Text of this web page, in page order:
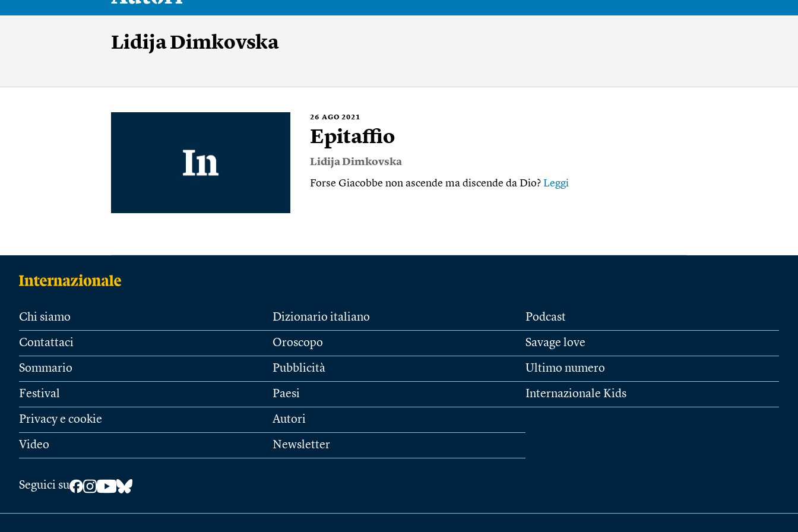
Lidija Dimkovska
26 AGO 2021
Epitaffio
Lidija Dimkovska
Forse Giacobbe non ascende ma discende da Dio? Leggi
Chi siamo
Contattaci
Sommario
Festival
Privacy e cookie
Video
Dizionario italiano
Oroscopo
Pubblicità
Paesi
Autori
Newsletter
Podcast
Savage love
Ultimo numero
Internazionale Kids
Seguici su